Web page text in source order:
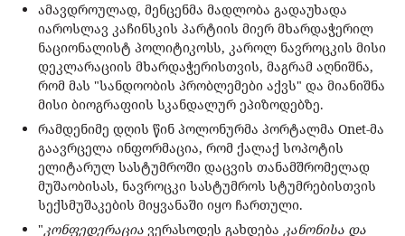
ამავდროულად, მენცენმა მადლობა გადაუხადა
იაროსლავ კაჩინსკის პარტიის მიერ მხარდაჭერილ
ნაციონალისტ პოლიტიკოსს, კაროლ ნავროცკის მისი
დეკლარაციის მხარდაჭერისთვის, მაგრამ აღნიშნა,
რომ მას "სანდოობის პრობლემები აქვს" და მიანიშნა
მისი ბიოგრაფიის სკანდალურ ეპიზოდებზე.
რამდენიმე დღის წინ პოლონურმა პორტალმა Onet-მა
გაავრცელა ინფორმაცია, რომ ქალაქ სოპოტის
ელიტარულ სასტუმროში დაცვის თანამშრომელად
მუშაობისას, ნავროცკი სასტუმროს სტუმრებისთვის
სექსმუშაკების მიყვანაში იყო ჩართული.
"კონფედერაცია ვერასოდეს გახდება კანონისა და